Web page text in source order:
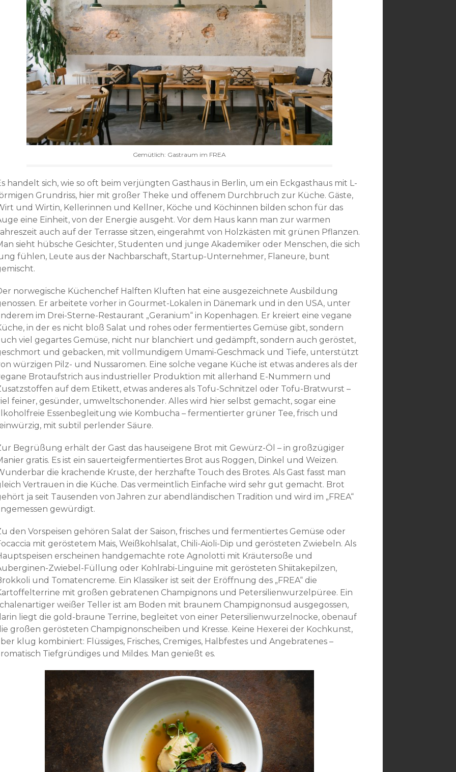
Gemütlich: Gastraum im FREA
handelt sich, wie so oft beim verjüngten Gasthaus in Berlin, um ein Eckgasthaus mit L-
Grundriss, hier mit großer Theke und offenem Durchbruch zur Küche. Gäste,
und Wirtin, Kellerinnen und Kellner, Köche und Köchinnen bilden schon für das
eine Einheit, von der Energie ausgeht. Vor dem Haus kann man zur warmen
auch auf der Terrasse sitzen, eingerahmt von Holzkästen mit grünen Pflanzen.
sieht hübsche Gesichter, Studenten und junge Akademiker oder Menschen, die sich
fühlen, Leute aus der Nachbarschaft, Startup-Unternehmer, Flaneure, bunt
norwegische Küchenchef Halften Kluften hat eine ausgezeichnete Ausbildung
Er arbeitete vorher in Gourmet-Lokalen in Dänemark und in den USA, unter
im Drei-Sterne-Restaurant „Geranium“ in Kopenhagen. Er kreiert eine vegane
in der es nicht bloß Salat und rohes oder fermentiertes Gemüse gibt, sondern
viel gegartes Gemüse, nicht nur blanchiert und gedämpft, sondern auch geröstet,
und gebacken, mit vollmundigem Umami-Geschmack und Tiefe, unterstützt
würzigen Pilz- und Nussaromen. Eine solche vegane Küche ist etwas anderes als der
Brotaufstrich aus industrieller Produktion mit allerhand E-Nummern und
auf dem Etikett, etwas anderes als Tofu-Schnitzel oder Tofu-Bratwurst –
feiner, gesünder, umweltschonender. Alles wird hier selbst gemacht, sogar eine
Essenbegleitung wie Kombucha – fermentierter grüner Tee, frisch und
mit subtil perlender Säure.
Begrüßung erhält der Gast das hauseigene Brot mit Gewürz-Öl – in großzügiger
gratis. Es ist ein sauerteigfermentiertes Brot aus Roggen, Dinkel und Weizen.
die krachende Kruste, der herzhafte Touch des Brotes. Als Gast fasst man
Vertrauen in die Küche. Das vermeintlich Einfache wird sehr gut gemacht. Brot
ja seit Tausenden von Jahren zur abendländischen Tradition und wird im „FREA“
gewürdigt.
den Vorspeisen gehören Salat der Saison, frisches und fermentiertes Gemüse oder
mit geröstetem Mais, Weißkohlsalat, Chili-Aioli-Dip und gerösteten Zwiebeln. Als
erscheinen handgemachte rote Agnolotti mit Kräutersoße und
Zwiebel-Füllung oder Kohlrabi-Linguine mit gerösteten Shiitakepilzen,
und Tomatencreme. Ein Klassiker ist seit der Eröffnung des „FREA“ die
mit großen gebratenen Champignons und Petersilienwurzelpüree. Ein
weißer Teller ist am Boden mit braunem Champignonsud ausgegossen,
liegt die gold-braune Terrine, begleitet von einer Petersilienwurzelnocke, obenauf
großen gerösteten Champignonscheiben und Kresse. Keine Hexerei der Kochkunst,
klug kombiniert: Flüssiges, Frisches, Cremiges, Halbfestes und Angebratenes –
Tiefgründiges und Mildes. Man genießt es.